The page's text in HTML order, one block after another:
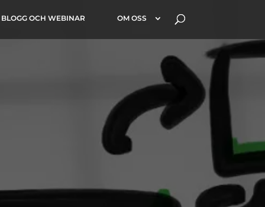
BLOGG OCH WEBINAR OM OSS